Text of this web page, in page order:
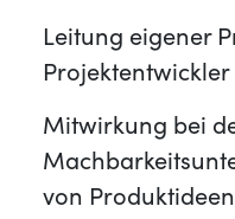
Leitung eigener
Projektentwickler
Mitwirkung bei
von Produktideen